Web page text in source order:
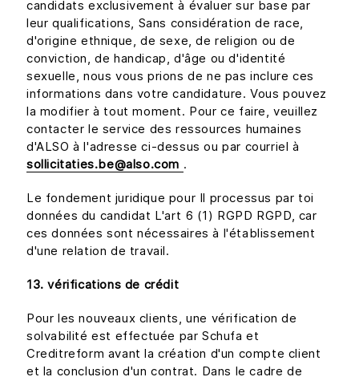
candidats exclusivement à évaluer sur base par
leur qualifications, Sans considération de race,
d'origine ethnique, de sexe, de religion ou de
conviction, de handicap, d'âge ou d'identité
sexuelle, nous vous prions de ne pas inclure ces
informations dans votre candidature. Vous pouvez
la modifier à tout moment. Pour ce faire, veuillez
contacter le service des ressources humaines
d'ALSO à l'adresse ci-dessus ou par courriel à
sollicitaties.be@also.com .
Le fondement juridique pour Il processus par toi
données du candidat L'art 6 (1) RGPD RGPD, car
ces données sont nécessaires à l'établissement
d'une relation de travail.
13. vérifications de crédit
Pour les nouveaux clients, une vérification de
solvabilité est effectuée par Schufa et
Creditreform avant la création d'un compte client
et la conclusion d'un contrat. Dans le cadre de